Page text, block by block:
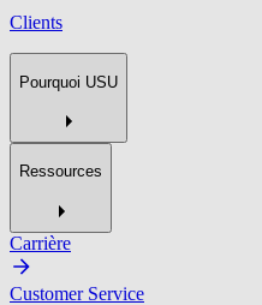
Clients
Pourquoi USU
Ressources
Carrière
Customer Service